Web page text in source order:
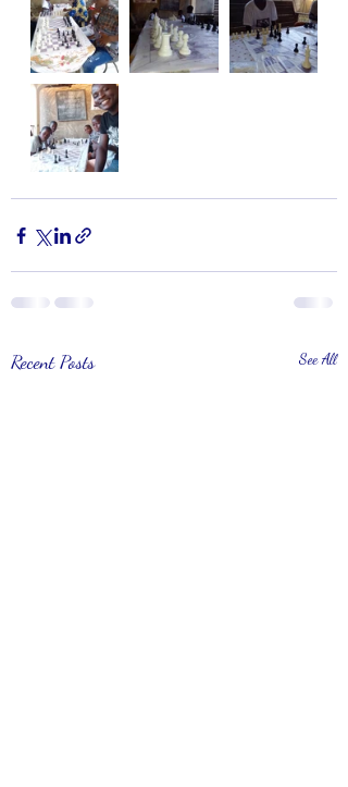
Recent Posts See All